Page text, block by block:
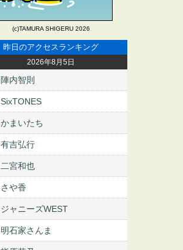
(c)TAMURA SHIGERU 2026
昨日のアクセスランキング
2026年8月5日
陣内智則
SixTONES
かまいたち
有吉弘行
二宮和也
さや香
ジャニーズWEST
明石家さんま